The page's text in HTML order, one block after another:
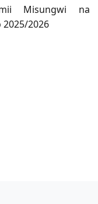
Misungwi na
2026